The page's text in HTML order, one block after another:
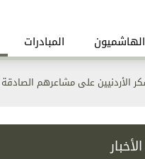
الهاشميون المبادرات
الأردنيين على مشاعرهم الصادقة
الأخبار